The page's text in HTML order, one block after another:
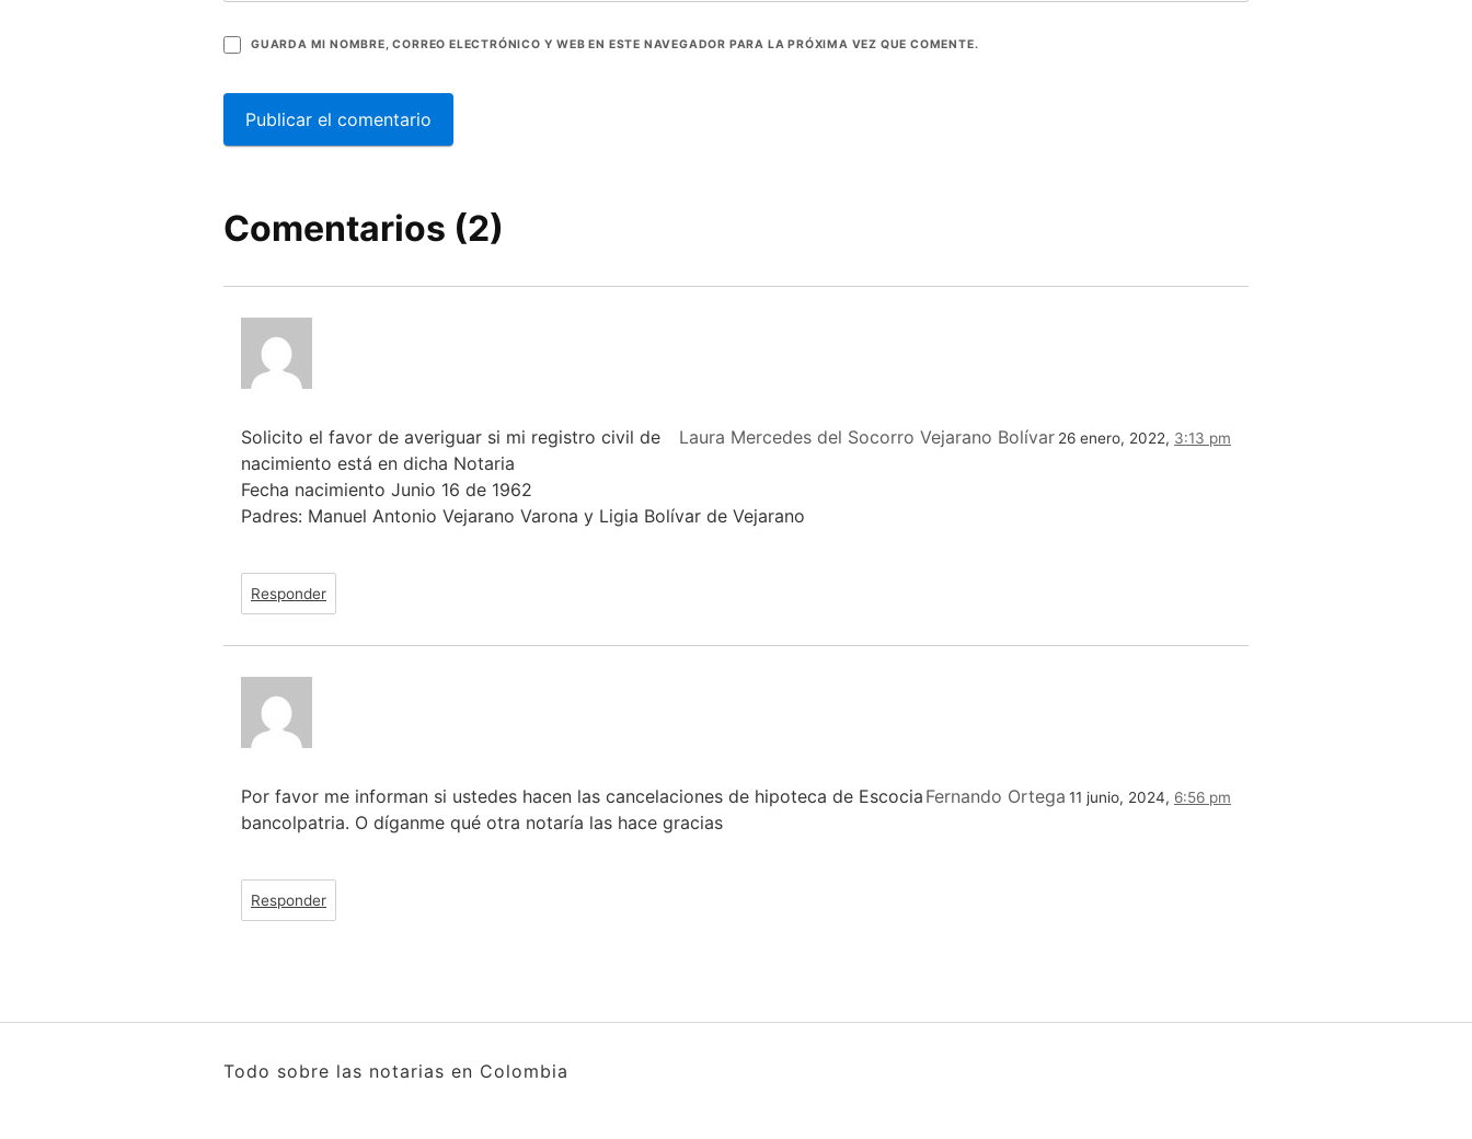
GUARDA MI NOMBRE, CORREO ELECTRÓNICO Y WEB EN ESTE NAVEGADOR PARA LA PRÓXIMA VEZ QUE COMENTE.
Comentarios (2)
Laura Mercedes del Socorro Vejarano Bolívar 26 enero, 2022, 3:13 pm
Solicito el favor de averiguar si mi registro civil de
nacimiento está en dicha Notaria
Fecha nacimiento Junio 16 de 1962
Padres: Manuel Antonio Vejarano Varona y Ligia Bolívar de Vejarano
Responder
Fernando Ortega 11 junio, 2024, 6:56 pm
Por favor me informan si ustedes hacen las cancelaciones de hipoteca de Escocia
bancolpatria. O díganme qué otra notaría las hace gracias
Responder
Todo sobre las notarias en Colombia